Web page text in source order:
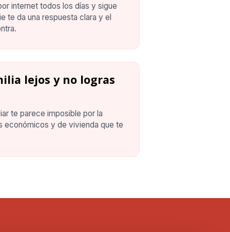
internet todos los días y sigue
te da una respuesta clara y el
lejos y no logras
te parece imposible por la
económicos y de vivienda que te